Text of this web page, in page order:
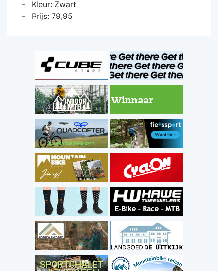
Kleur: Zwart
Prijs: 79,95